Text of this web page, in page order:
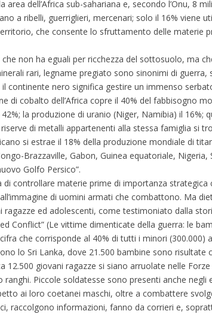
dell’Africa sub-sahariana e, secondo l’Onu, 8
a ribelli, guerriglieri, mercenari; solo il 16% viene
che consente lo sfruttamento delle materie
non ha eguali per ricchezza del sottosuolo, ma
rari, legname pregiato sono sinonimi di guerra,
nero significa gestire un immenso
di cobalto dell’Africa copre il 40% del fabbisogno
la produzione di uranio (Niger, Namibia) il 16%;
di metalli appartenenti alla stessa famiglia si
si estrae il 18% della produzione mondiale di
Brazzaville, Gabon, Guinea equatoriale, Nigeria,
Golfo Persico”.
controllare materie prime di importanza strategica
di uomini armati che combattono. Ma
ed adolescenti, come testimoniato dalla
Conflict” (Le vittime dimenticate della guerra: le
che corrisponde al 40% di tutti i minori (300.000)
lo Sri Lanka, dove 21.500 bambine sono risultate
giovani ragazze si siano arruolate nelle Forze
Piccole soldatesse sono presenti anche negli
ai loro coetanei maschi, oltre a combattere
raccolgono informazioni, fanno da corrieri e,